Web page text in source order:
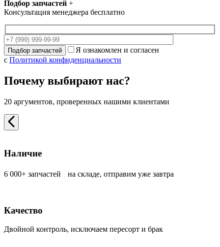
Подбор запчастей +
Консультация менеджера бесплатно
Я ознакомлен и согласен
с Политикой конфиденциальности
Почему выбирают нас?
20 аргументов, проверенных нашими клиентами
Наличие
6 000+ запчастей на складе, отправим уже завтра
Качество
Двойной контроль, исключаем пересорт и брак